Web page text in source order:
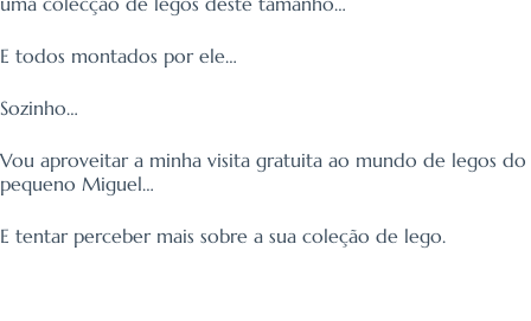
E todos montados por ele…
Sozinho…
Vou aproveitar a minha visita gratuita ao mundo de legos do
pequeno Miguel…
E tentar perceber mais sobre a sua coleção de lego.